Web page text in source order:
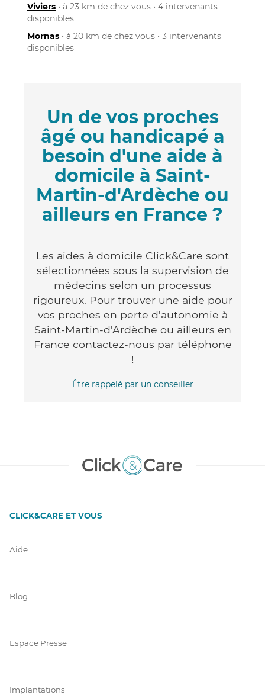
Viviers • à 23 km de chez vous • 4 intervenants
disponibles
Mornas • à 20 km de chez vous • 3 intervenants
disponibles
Un de vos proches
âgé ou handicapé a
besoin d'une aide à
domicile à Saint-
Martin-d'Ardèche ou
ailleurs en France ?
Les aides à domicile Click&Care sont
sélectionnées sous la supervision de
médecins selon un processus
rigoureux. Pour trouver une aide pour
vos proches en perte d'autonomie à
Saint-Martin-d'Ardèche ou ailleurs en
France contactez-nous par téléphone
!
Être rappelé par un conseiller
CLICK&CARE ET VOUS
Aide
Blog
Espace Presse
Implantations